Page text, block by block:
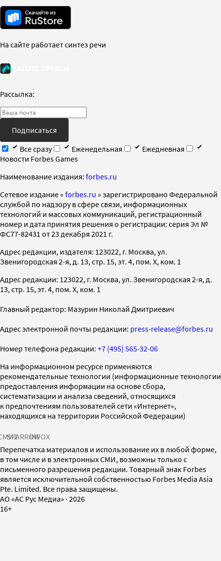
На сайте работает синтез речи
Рассылка:
Подписаться
Все сразу
Еженедельная
Ежедневная
Новости Forbes Games
Наименование издания: forbes.ru
Cетевое издание « forbes.ru » зарегистрировано Федеральной
службой по надзору в сфере связи, информационных
технологий и массовых коммуникаций, регистрационный
номер и дата принятия решения о регистрации: серия Эл №
ФС77-82431 от 23 декабря 2021 г.
Адрес редакции, издателя: 123022, г. Москва, ул.
Звенигородская 2-я, д. 13, стр. 15, эт. 4, пом. X, ком. 1
Адрес редакции: 123022, г. Москва, ул. Звенигородская 2-я, д.
13, стр. 15, эт. 4, пом. X, ком. 1
Главный редактор: Мазурин Николай Дмитриевич
Адрес электронной почты редакции: press-release@forbes.ru
Номер телефона редакции: +7 (495) 565-32-06
На информационном ресурсе применяются
рекомендательные технологии (информационные технологии
предоставления информации на основе сбора,
систематизации и анализа сведений, относящихся
к предпочтениям пользователей сети «Интернет»,
находящихся на территории Российской Федерации)
SPARROWINFOX
Перепечатка материалов и использование их в любой форме,
в том числе и в электронных СМИ, возможны только с
письменного разрешения редакции. Товарный знак Forbes
является исключительной собственностью Forbes Media Asia
Pte. Limited. Все права защищены.
AO «АС Рус Медиа» · 2026
16+